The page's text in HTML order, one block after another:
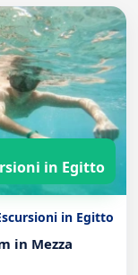
in Egitto
in Egitto
in Mezza